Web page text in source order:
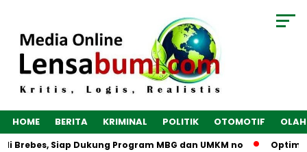
HOME BERITA KRIMINAL POLITIK OTOMOTIF
Brebes, Siap Dukung Program MBG dan UMKM no